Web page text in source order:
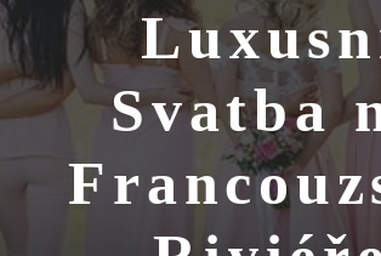
Svatba